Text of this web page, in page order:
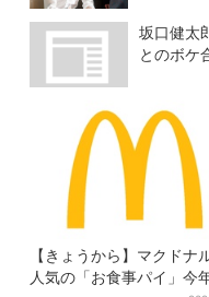
坂口健太
とのボケ
【きょうから】マクドナ
人気の「お食事パイ」今